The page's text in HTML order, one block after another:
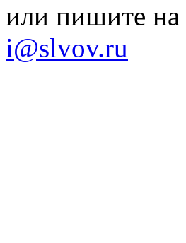
или пишите на
i@slvov.ru